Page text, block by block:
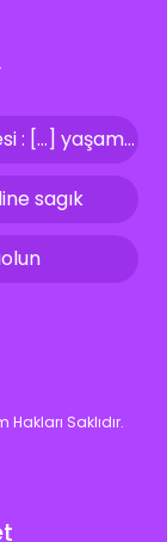
SohbetKalbi.Net Seviyeli Sohbet Sitesi : […] yaşam kalitemizi artırıyor ve bize güven veriyor. İşte bizler, bu aynı özeni ve seviyeyi sohbet siteleri içerisinde de […]
sagık
Saklıdır.